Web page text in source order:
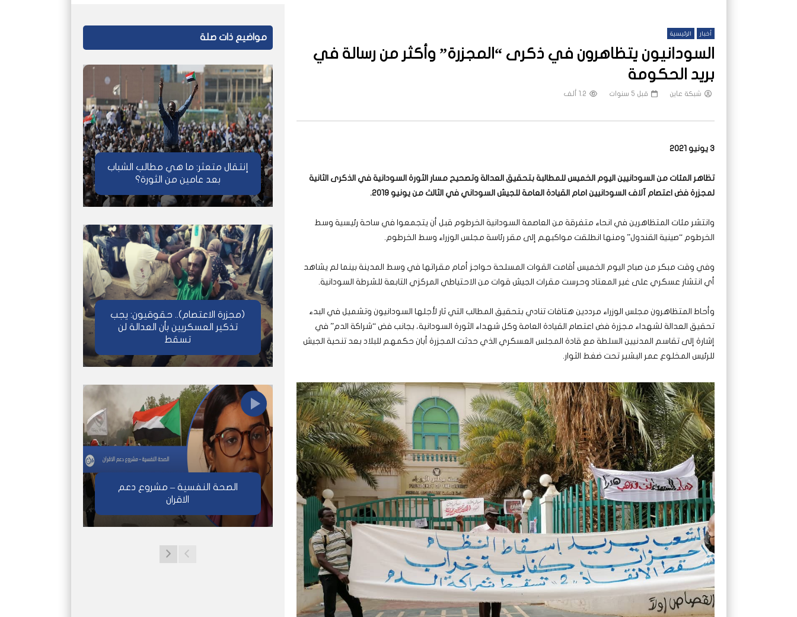
أخبار الرئيسية
السودانيون يتظاهرون في ذكرى “المجزرة” وأكثر من رسالة في
بريد الحكومة
شبكة عاين قبل 5 سنوات 1.2 ألف
3 يونيو 2021
تظاهر المئات من السودانيين اليوم الخميس للمطالبة بتحقيق العدالة وتصحيح مسار الثورة السودانية في الذكرى الثانية
لمجزرة فض اعتصام آلاف السودانيين امام القيادة العامة للجيش السوداني في الثالث من يونيو 2019.
وانتشر مئات المتظاهرين في انحاء متفرقة من العاصمة السودانية الخرطوم قبل أن يتجمعوا في ساحة رئيسية وسط
الخرطوم “صينية القندول” ومنها انطلقت مواكبهم إلى مقر رئاسة مجلس الوزراء وسط الخرطوم.
وفي وقت مبكر من صباح اليوم الخميس أقامت القوات المسلحة حواجز أمام مقراتها في وسط المدينة بينما لم يشاهد
أي انتشار عسكري على غير المعتاد وحرست مقرات الجيش قوات من الاحتياطي المركزي التابعة للشرطة السودانية.
وأحاط المتظاهرون مجلس الوزراء مرددين هتافات تنادي بتحقيق المطالب التي ثار لأجلها السودانيون وتشميل في البدء
تحقيق العدالة لشهداء مجزرة فض اعتصام القيادة العامة وكل شهداء الثورة السودانية، بجانب فض “شراكة الدم” في
إشارة إلى تقاسم المدنيين السلطة مع قادة المجلس العسكري الذي حدثت المجزرة أبان حكمهم للبلاد بعد تنحية الجيش
للرئيس المخلوع عمر البشير تحت ضغط الثوار.
مواضيع ذات صلة
إنتقال متعثر: ما هي مطالب الشباب
بعد عامين من الثورة؟
(مجزرة الاعتصام).. حقوقيون: يجب
تذكير العسكريين بأن العدالة لن
تسقط
الصحة النفسية – مشروع دعم
الاقران